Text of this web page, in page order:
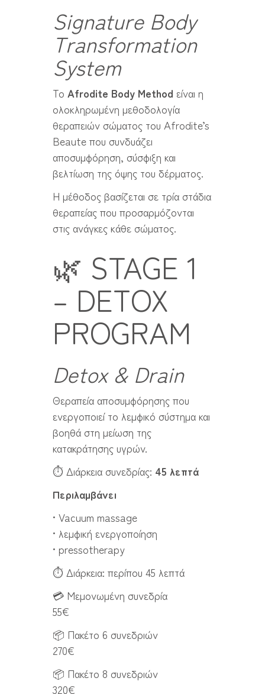
Signature Body
Transformation
System
Το Afrodite Body Method είναι η
ολοκληρωμένη μεθοδολογία
θεραπειών σώματος του Afrodite’s
Beaute που συνδυάζει
αποσυμφόρηση, σύσφιξη και
βελτίωση της όψης του δέρματος.
Η μέθοδος βασίζεται σε τρία στάδια
θεραπείας που προσαρμόζονται
στις ανάγκες κάθε σώματος.
🌿 STAGE 1
– DETOX
PROGRAM
Detox & Drain
Θεραπεία αποσυμφόρησης που
ενεργοποιεί το λεμφικό σύστημα και
βοηθά στη μείωση της
κατακράτησης υγρών.
⏱ Διάρκεια συνεδρίας: 45 λεπτά
Περιλαμβάνει
• Vacuum massage
• λεμφική ενεργοποίηση
• pressotherapy
⏱ Διάρκεια: περίπου 45 λεπτά
💳 Μεμονωμένη συνεδρία
55€
📦 Πακέτο 6 συνεδριών
270€
📦 Πακέτο 8 συνεδριών
320€